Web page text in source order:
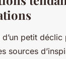
petit déclic
sources